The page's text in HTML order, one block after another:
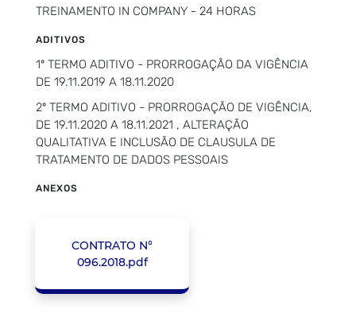
TREINAMENTO IN COMPANY - 24 HORAS
ADITIVOS
1º TERMO ADITIVO - PRORROGAÇÃO DA VIGÊNCIA
DE 19.11.2019 A 18.11.2020
2º TERMO ADITIVO - PRORROGAÇÃO DE VIGÊNCIA,
DE 19.11.2020 A 18.11.2021 , ALTERAÇÃO
QUALITATIVA E INCLUSÃO DE CLAUSULA DE
TRATAMENTO DE DADOS PESSOAIS
ANEXOS
CONTRATO N°
096.2018.pdf